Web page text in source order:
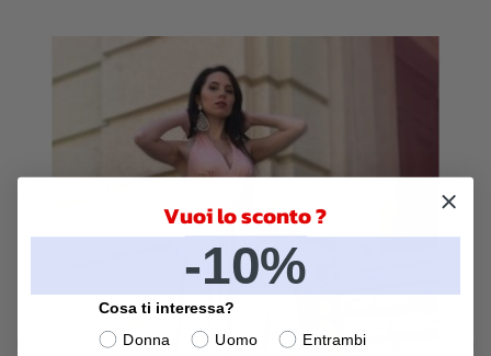
Vuoi lo sconto ?
-10%
Cosa ti interessa?
Donna
Uomo
Entrambi